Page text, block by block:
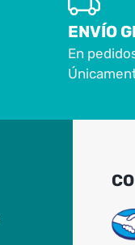
ENVÍO
En